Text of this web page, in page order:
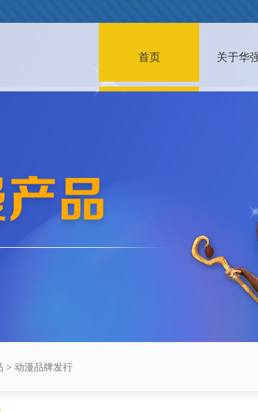
首页 关于华
> 动漫品牌发行